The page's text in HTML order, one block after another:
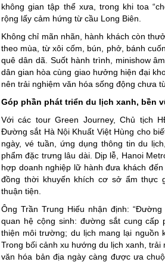
không gian tập thể xưa, trong khi toa
rộng lấy cảm hứng từ cầu Long Biên.
Không chỉ mãn nhãn, hành khách còn
theo mùa, từ xôi cốm, bún, phở, bánh
quê dân dã. Suốt hành trình, minishow
dân gian hòa cùng giao hưởng hiện đại
nên trải nghiệm văn hóa sống động chưa
Góp phần phát triển du lịch xanh, bền
Với các tour Green Journey, Chủ tịch
Đường sắt Hà Nội Khuất Việt Hùng cho
ngày, vé tuần, ứng dụng thông tin du
phẩm đặc trưng lâu dài. Dịp lễ, Hanoi
hợp doanh nghiệp lữ hành đưa khách đến
đồng thời khuyến khích cơ sở ẩm thực
thuận tiện.
Ông Trần Trung Hiếu nhận định:
quan hệ cộng sinh: đường sắt cung cấp
thiện môi trường; du lịch mang lại nguồn
Trong bối cảnh xu hướng du lịch xanh, trải
văn hóa bản địa ngày càng được ưa